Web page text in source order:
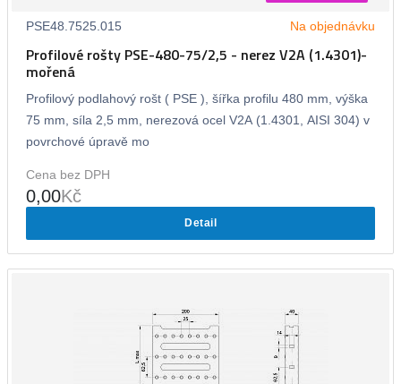
PSE48.7525.015 Na objednávku
Profilové rošty PSE-480-75/2,5 - nerez V2A (1.4301)-
mořená
Profilový podlahový rošt ( PSE ), šířka profilu 480 mm, výška
75 mm, síla 2,5 mm, nerezová ocel V2A (1.4301, AISI 304) v
povrchové úpravě mo
Cena bez DPH
0,00Kč
Detail